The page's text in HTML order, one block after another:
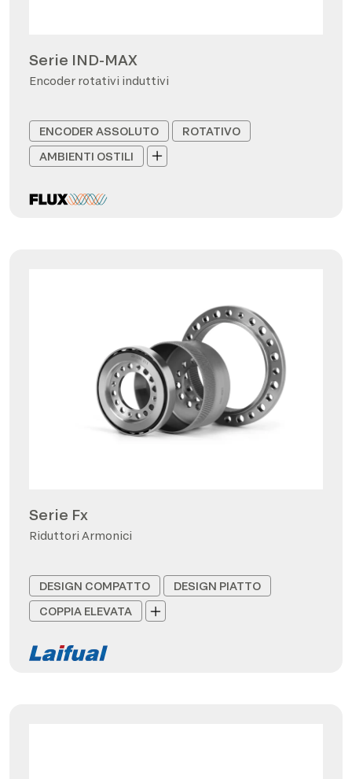
Serie IND-MAX
Encoder rotativi induttivi
ENCODER ASSOLUTO
ROTATIVO
AMBIENTI OSTILI
Serie Fx
Riduttori Armonici
DESIGN COMPATTO
DESIGN PIATTO
COPPIA ELEVATA